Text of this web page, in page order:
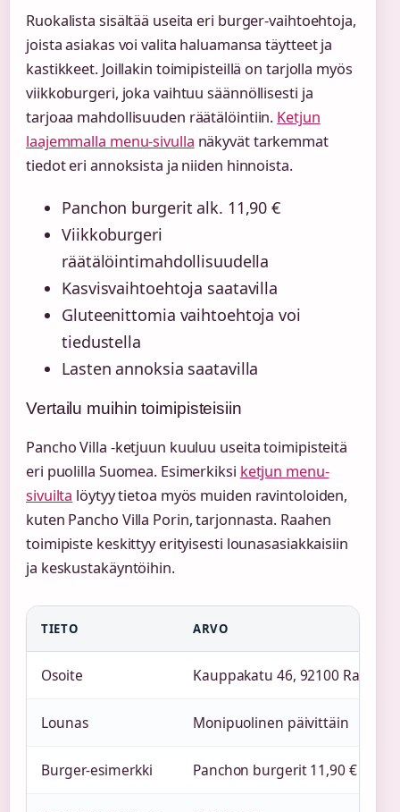
Ruokalista sisältää useita eri burger-vaihtoehtoja,
joista asiakas voi valita haluamansa täytteet ja
kastikkeet. Joillakin toimipisteillä on tarjolla myös
viikkoburgeri, joka vaihtuu säännöllisesti ja
tarjoaa mahdollisuuden räätälöintiin. Ketjun
laajemmalla menu-sivulla näkyvät tarkemmat
tiedot eri annoksista ja niiden hinnoista.
Panchon burgerit alk. 11,90 €
Viikkoburgeri
räätälöintimahdollisuudella
Kasvisvaihtoehtoja saatavilla
Gluteenittomia vaihtoehtoja voi
tiedustella
Lasten annoksia saatavilla
Vertailu muihin toimipisteisiin
Pancho Villa -ketjuun kuuluu useita toimipisteitä
eri puolilla Suomea. Esimerkiksi ketjun menu-
sivuilta löytyy tietoa myös muiden ravintoloiden,
kuten Pancho Villa Porin, tarjonnasta. Raahen
toimipiste keskittyy erityisesti lounasasiakkaisiin
ja keskustakäyntöihin.
TIETO ARVO
Osoite Kauppakatu 46, 92100 Raahe
Lounas Monipuolinen päivittäin
Burger-esimerkki Panchon burgerit 11,90 €